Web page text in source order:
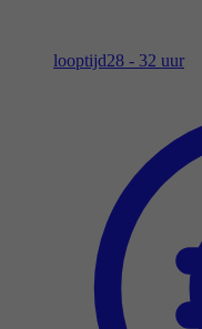
looptijd28 - 32 uur